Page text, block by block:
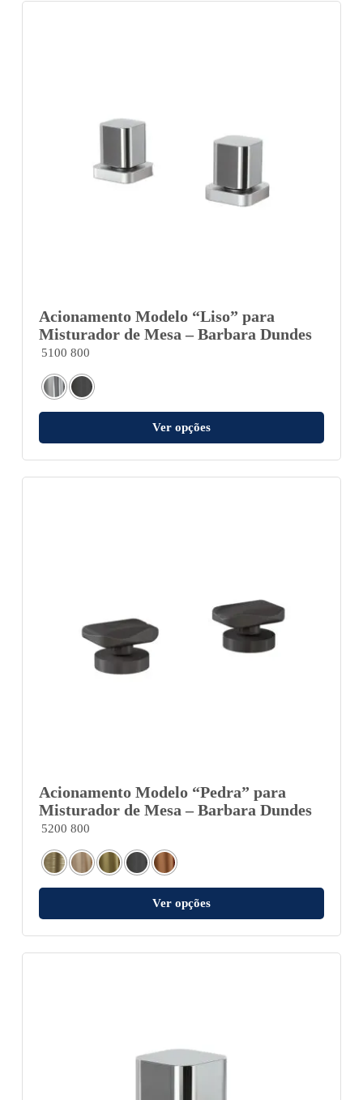
Acionamento Modelo “Liso” para
Misturador de Mesa – Barbara Dundes
5100 800
Ver opções
Acionamento Modelo “Pedra” para
Misturador de Mesa – Barbara Dundes
5200 800
Ver opções